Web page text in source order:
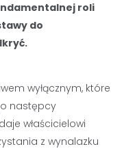
roli
do
wyłącznym, które
następcy
właścicielowi
z wynalazku